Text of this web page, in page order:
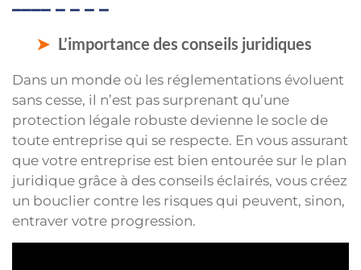
L’importance des conseils juridiques
Dans un monde où les réglementations évoluent
sans cesse, il n’est pas surprenant qu’une
protection légale robuste devienne le socle de
toute entreprise qui se respecte. En vous assurant
que votre entreprise est bien entourée sur le plan
juridique grâce à des conseils éclairés, vous créez
un bouclier contre les risques qui peuvent, sinon,
entraver votre progression.